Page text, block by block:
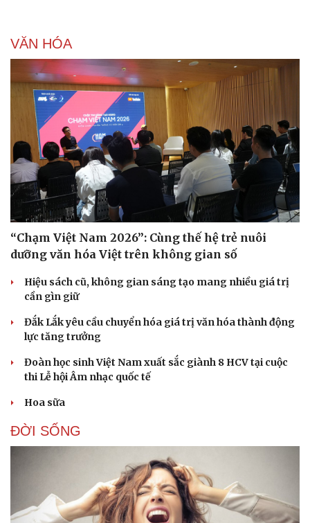
VĂN HÓA
“Chạm Việt Nam 2026”: Cùng thế hệ trẻ nuôi
dưỡng văn hóa Việt trên không gian số
Hiệu sách cũ, không gian sáng tạo mang nhiều giá trị
cần gìn giữ
Đắk Lắk yêu cầu chuyển hóa giá trị văn hóa thành động
lực tăng trưởng
Đoàn học sinh Việt Nam xuất sắc giành 8 HCV tại cuộc
thi Lễ hội Âm nhạc quốc tế
Hoa sữa
ĐỜI SỐNG